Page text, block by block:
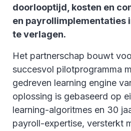
doorlooptijd, kosten en
en payrollimplementaties
te verlagen.
Het partnerschap bouwt
succesvol pilotprogramma
gedreven learning engine
oplossing is gebaseerd op
learning-algoritmes en 30
payroll-expertise, versterkt